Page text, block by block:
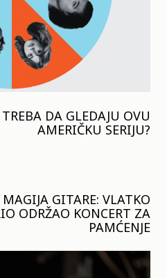
DA GLEDAJU OVU
AMERIČKU SERIJU?
GITARE: VLATKO
ODRŽAO KONCERT ZA
PAMĆENJE